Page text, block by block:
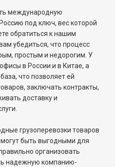
международную
под ключ, вес которой
обратиться к нашим
убедиться, что процесс
простым и недорогим. У
в России и в Китае, а
что позволяет ей
заключать контракты,
доставку и
грузоперевозки товаров
быть выгодными для
организовать
надежную компанию-